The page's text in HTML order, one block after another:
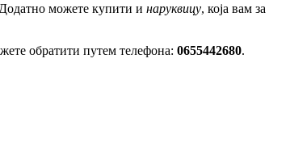
можете купити и наруквицу, која вам за
обратити путем телефона: 0655442680.